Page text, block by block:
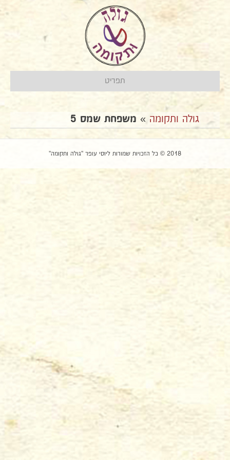
תפריט
גולה ותקומה » משפחת שמס 5
2018 © כל הזכויות שמורות ליוסי עופר "גולה ותקומה"